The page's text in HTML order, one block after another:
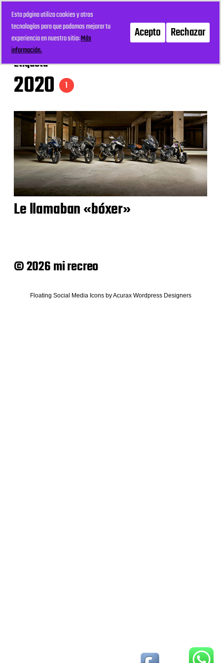
mi recreo Menú
Etiqueta
2020 1
Le llamaban «bóxer»
© 2026 mi recreo
Floating Social Media IconsbyAcurax Wordpress Designers
Esta página utiliza cookies y otras
tecnologías para que podamos mejorar tu
experiencia en nuestro sitio:Más
información.
Acepto Rechazar